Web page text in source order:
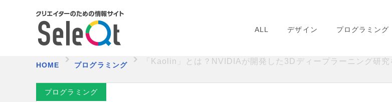
ALL デザイン プログラミング
HOME プログラミング 「Kaolin」とは？NVIDIAが開発した3Dディープラーニング研
プログラミング